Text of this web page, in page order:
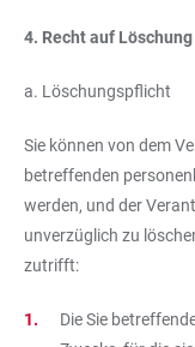
4. Recht auf Löschung
a. Löschungspflicht
Sie können von dem
betreffenden
werden, und der
unverzüglich zu
zutrifft:
Die Sie